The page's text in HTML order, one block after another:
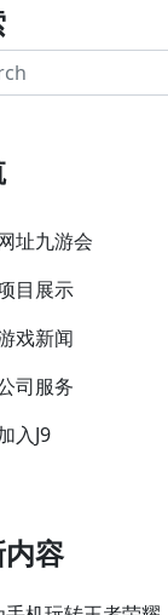
址九游会
目展示
戏新闻
司服务
入J9
容